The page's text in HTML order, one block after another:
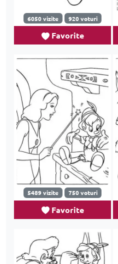
6050 vizite 920 voturi
Favorite
5489 vizite 750 voturi
Favorite